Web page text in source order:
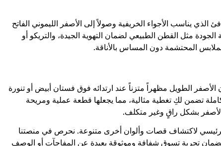
الذي يناسب الأجواء الخريفية وصولاً إلى الأصفر الليموني الفاتح
مثل القطن الطبيعي لضمان التهوية الجيدة، والتريكو أو
المحتشمة دون المساس بالأناقة.
الطويل مظهراً متزناً عند ارتدائه فوق فستان أبيض أو تنورة
تضمن لكِ تغطية مثالية، مما يجعلها قطعة عملية ومريحة
الأصفر بشكل راقٍ وغير متكلف.
لاكتشاف قصات وألوان أخرى متنوعة. نحرص في منصتنا
تجربة تسوق شفافة وموثوقة بعيدة عن المفاجآت أو الوصف